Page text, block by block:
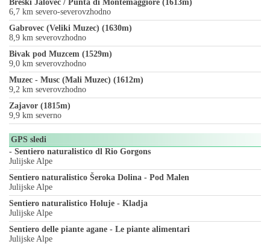
Breški Jalovec / Punta di Montemaggiore (1613m)
6,7 km severo-severovzhodno
Gabrovec (Veliki Muzec) (1630m)
8,9 km severovzhodno
Bivak pod Muzcem (1529m)
9,0 km severovzhodno
Muzec - Musc (Mali Muzec) (1612m)
9,2 km severovzhodno
Zajavor (1815m)
9,9 km severno
GPS sledi
- Sentiero naturalistico dl Rio Gorgons
Julijske Alpe
Sentiero naturalistico Šeroka Dolina - Pod Malen
Julijske Alpe
Sentiero naturalistico Holuje - Kladja
Julijske Alpe
Sentiero delle piante agane - Le piante alimentari
Julijske Alpe